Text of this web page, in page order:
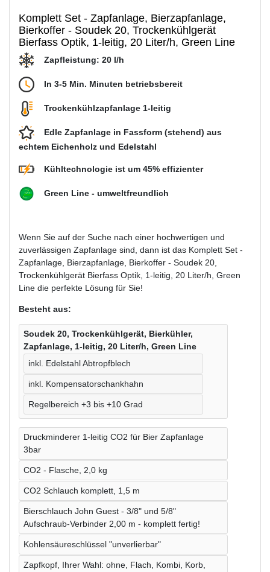
Komplett Set - Zapfanlage, Bierzapfanlage,
Bierkoffer - Soudek 20, Trockenkühlgerät
Bierfass Optik, 1-leitig, 20 Liter/h, Green Line
Zapfleistung: 20 l/h
In 3-5 Min. Minuten betriebsbereit
Trockenkühlzapfanlage 1-leitig
Edle Zapfanlage in Fassform (stehend) aus
echtem Eichenholz und Edelstahl
Kühltechnologie ist um 45% effizienter
Green Line - umweltfreundlich
Wenn Sie auf der Suche nach einer hochwertigen und
zuverlässigen Zapfanlage sind, dann ist das Komplett Set -
Zapfanlage, Bierzapfanlage, Bierkoffer - Soudek 20,
Trockenkühlgerät Bierfass Optik, 1-leitig, 20 Liter/h, Green
Line die perfekte Lösung für Sie!
Besteht aus:
Soudek 20, Trockenkühlgerät, Bierkühler,
Zapfanlage, 1-leitig, 20 Liter/h, Green Line
inkl. Edelstahl Abtropfblech
inkl. Kompensatorschankhahn
Regelbereich +3 bis +10 Grad
Druckminderer 1-leitig CO2 für Bier Zapfanlage
3bar
CO2 - Flasche, 2,0 kg
CO2 Schlauch komplett, 1,5 m
Bierschlauch John Guest - 3/8" und 5/8"
Aufschraub-Verbinder 2,00 m - komplett fertig!
Kohlensäureschlüssel "unverlierbar"
Zapfkopf, Ihrer Wahl: ohne, Flach, Kombi, Korb,